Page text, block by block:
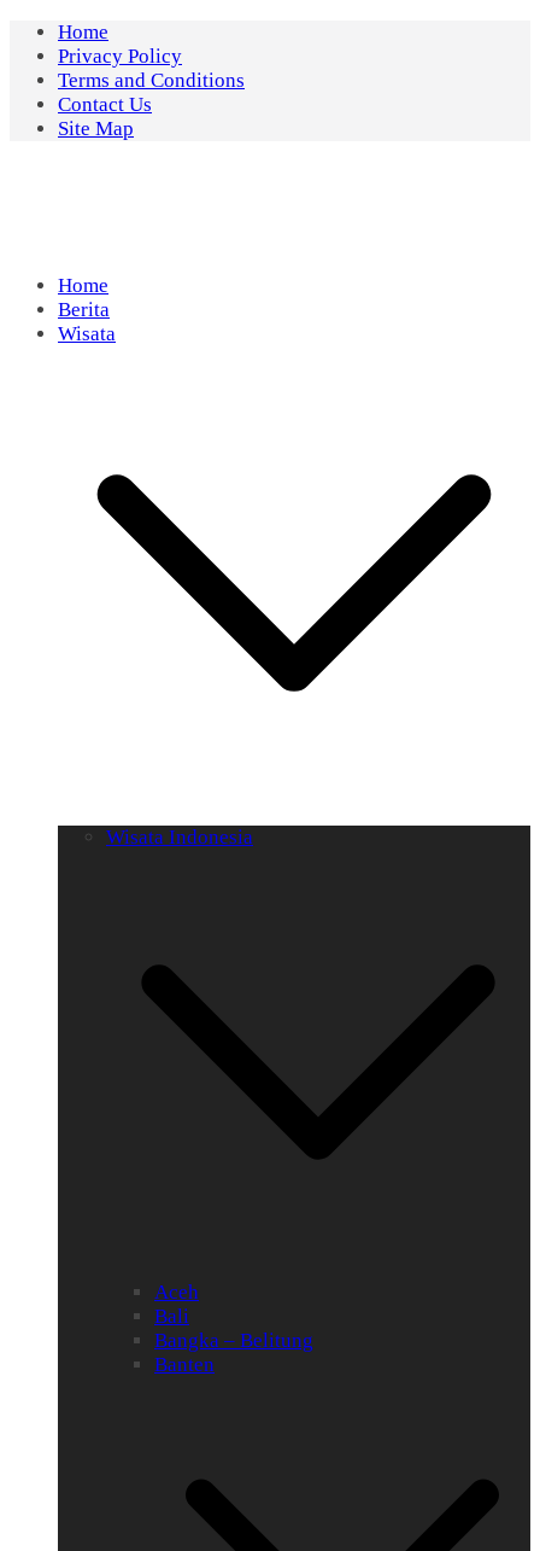
Skip
content
Home
Privacy Policy
Terms and Conditions
Contact Us
Site Map
Home
Berita
Wisata
Wisata Indonesia
Aceh
Bali
Bangka – Belitung
Banten